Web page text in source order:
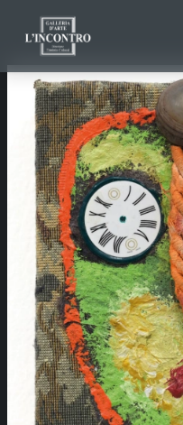
QUI SOMMES-NOU
NEWS ED EVENTS
ARTISTES ET ŒUVRES
EXPOSITIONS
CONTACTS